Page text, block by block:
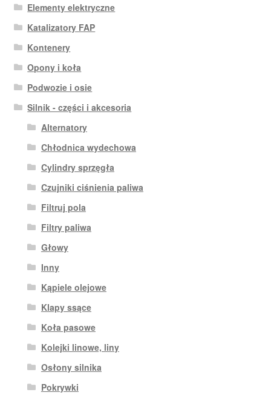
Elementy elektryczne
Katalizatory FAP
Kontenery
Opony i koła
Podwozie i osie
Silnik - części i akcesoria
Alternatory
Chłodnica wydechowa
Cylindry sprzęgła
Czujniki ciśnienia paliwa
Filtruj pola
Filtry paliwa
Głowy
Inny
Kąpiele olejowe
Klapy ssące
Koła pasowe
Kolejki linowe, liny
Osłony silnika
Pokrywki